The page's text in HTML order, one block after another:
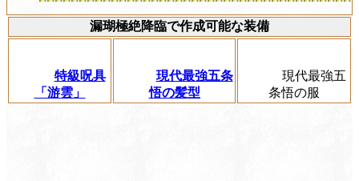
漏瑚極絶降臨で作成可能な装備
特級呪具
「游雲」
現代最強五条
悟の髪型
現代最強五
条悟の服